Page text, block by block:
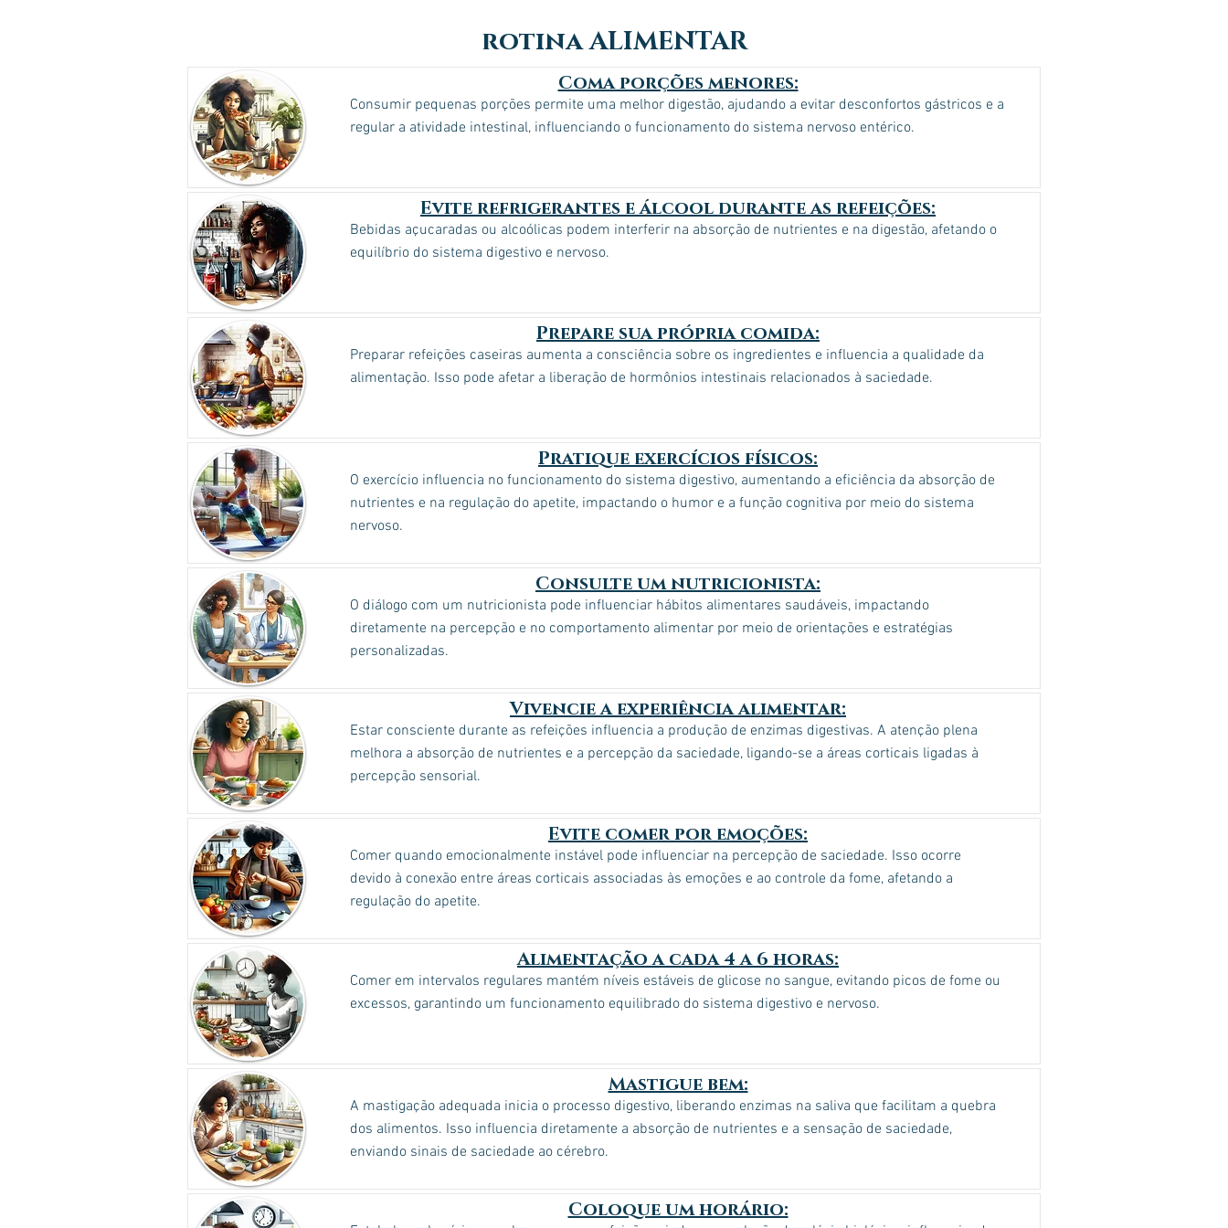
rotina ALIMENTAR
Coma porções menores:
Consumir pequenas porções permite uma melhor digestão, ajudando a evitar desconfortos gástricos e a
regular a atividade intestinal, influenciando o funcionamento do sistema nervoso entérico.
Evite refrigerantes e álcool durante as refeições:
Bebidas açucaradas ou alcoólicas podem interferir na absorção de nutrientes e na digestão, afetando o
equilíbrio do sistema digestivo e nervoso.
Prepare sua própria comida:
Preparar refeições caseiras aumenta a consciência sobre os ingredientes e influencia a qualidade da
alimentação. Isso pode afetar a liberação de hormônios intestinais relacionados à saciedade.
Pratique exercícios físicos:
O exercício influencia no funcionamento do sistema digestivo, aumentando a eficiência da absorção de
nutrientes e na regulação do apetite, impactando o humor e a função cognitiva por meio do sistema
nervoso.
Consulte um nutricionista:
O diálogo com um nutricionista pode influenciar hábitos alimentares saudáveis, impactando
diretamente na percepção e no comportamento alimentar por meio de orientações e estratégias
personalizadas.
Vivencie a experiência alimentar:
Estar consciente durante as refeições influencia a produção de enzimas digestivas. A atenção plena
melhora a absorção de nutrientes e a percepção da saciedade, ligando-se a áreas corticais ligadas à
percepção sensorial.
Evite comer por emoções:
Comer quando emocionalmente instável pode influenciar na percepção de saciedade. Isso ocorre
devido à conexão entre áreas corticais associadas às emoções e ao controle da fome, afetando a
regulação do apetite.
Alimentação a cada 4 a 6 horas:
Comer em intervalos regulares mantém níveis estáveis de glicose no sangue, evitando picos de fome ou
excessos, garantindo um funcionamento equilibrado do sistema digestivo e nervoso.
Mastigue bem:
A mastigação adequada inicia o processo digestivo, liberando enzimas na saliva que facilitam a quebra
dos alimentos. Isso influencia diretamente a absorção de nutrientes e a sensação de saciedade,
enviando sinais de saciedade ao cérebro.
Coloque um horário: